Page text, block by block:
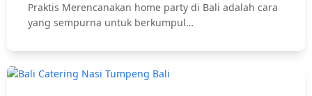
Praktis Merencanakan home party di Bali adalah cara
yang sempurna untuk berkumpul…